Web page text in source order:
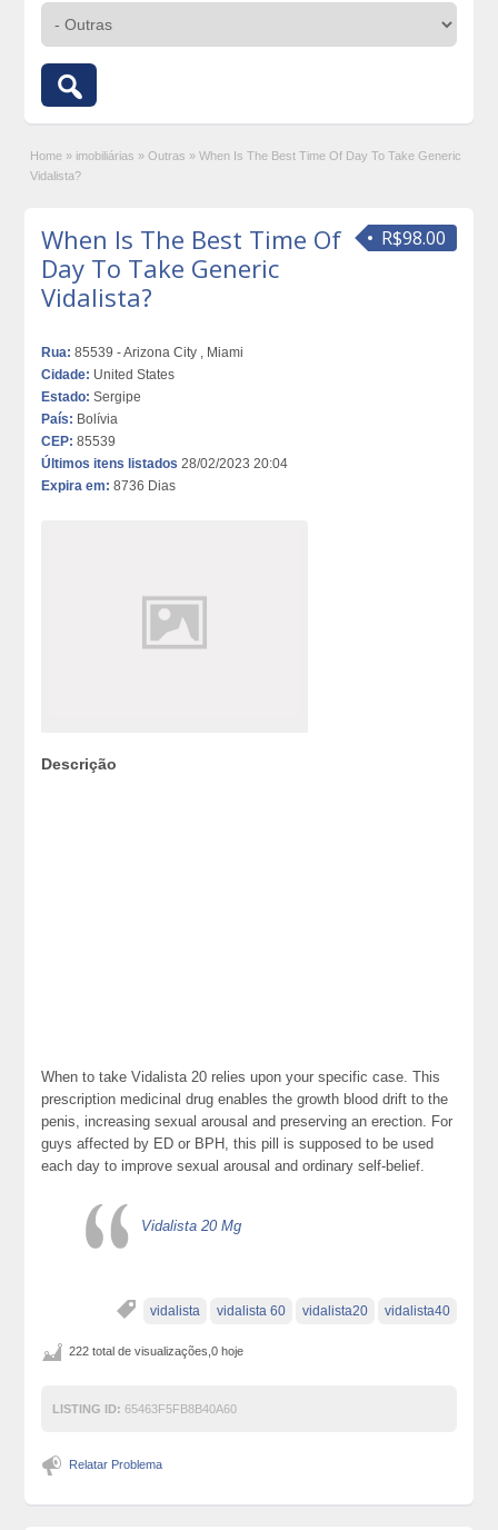
Home » imobiliárias » Outras » When Is The Best Time Of Day To Take Generic
Vidalista?
R$98.00
When Is The Best Time Of
Day To Take Generic
Vidalista?
Rua: 85539 - Arizona City , Miami
Cidade: United States
Estado: Sergipe
País: Bolívia
CEP: 85539
Últimos itens listados 28/02/2023 20:04
Expira em: 8736 Dias
Descrição
When to take Vidalista 20 relies upon your specific case. This
prescription medicinal drug enables the growth blood drift to the
penis, increasing sexual arousal and preserving an erection. For
guys affected by ED or BPH, this pill is supposed to be used
each day to improve sexual arousal and ordinary self-belief.
Vidalista 20 Mg
vidalista vidalista 60 vidalista20 vidalista40
222 total de visualizações,0 hoje
LISTING ID: 65463F5FB8B40A60
Relatar Problema